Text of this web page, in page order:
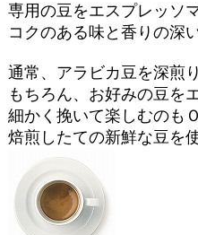
専用の豆をエスプレッソ
コクのある味と香りの深
通常、アラビカ豆を深煎
もちろん、お好みの豆を
細かく挽いて楽しむのもＯ
焙煎したての新鮮な豆を